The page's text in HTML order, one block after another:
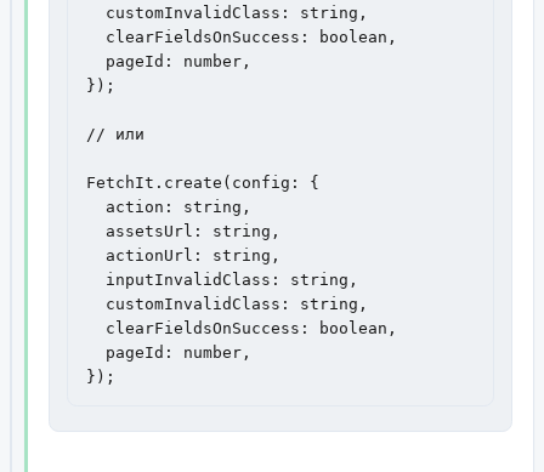
  customInvalidClass: string,
  clearFieldsOnSuccess: boolean,
  pageId: number,
});
// или
FetchIt.create(config: {
  action: string,
  assetsUrl: string,
  actionUrl: string,
  inputInvalidClass: string,
  customInvalidClass: string,
  clearFieldsOnSuccess: boolean,
  pageId: number,
});